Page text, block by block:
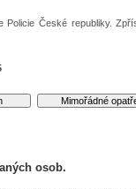
České republiky.
osob.